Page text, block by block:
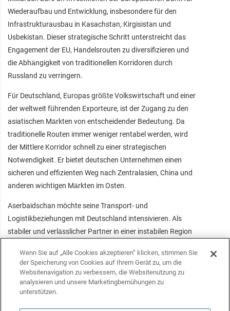
Wiederaufbau und Entwicklung, insbesondere für den
Infrastrukturausbau in Kasachstan, Kirgisistan und
Usbekistan. Dieser strategische Schritt unterstreicht das
Engagement der EU, Handelsrouten zu diversifizieren und
die Abhängigkeit von traditionellen Korridoren durch
Russland zu verringern.
Für Deutschland, Europas größte Volkswirtschaft und einer
der weltweit führenden Exporteure, ist der Zugang zu den
asiatischen Märkten von entscheidender Bedeutung. Da
traditionelle Routen immer weniger rentabel werden, wird
der Mittlere Korridor schnell zu einer strategischen
Notwendigkeit. Er bietet deutschen Unternehmen einen
sicheren und effizienten Weg nach Zentralasien, China und
anderen wichtigen Märkten im Osten.
Aserbaidschan möchte seine Transport- und
Logistikbeziehungen mit Deutschland intensivieren. Als
stabiler und verlässlicher Partner in einer instabilen Region
Zusammenarbeit, nicht nur im Transitbereich, sondern auch
im breiteren Wirtschafts- und Handelsengagement.
Aserbaidschan ist mehr als nur eine Zwischenstation. Es
Wenn Sie auf „Alle Cookies akzeptieren“ klicken, stimmen Sie
der Speicherung von Cookies auf Ihrem Gerät zu, um die
Websitenavigation zu verbessern, die Websitenutzung zu
analysieren und unsere Marketingbemühungen zu
unterstützen.